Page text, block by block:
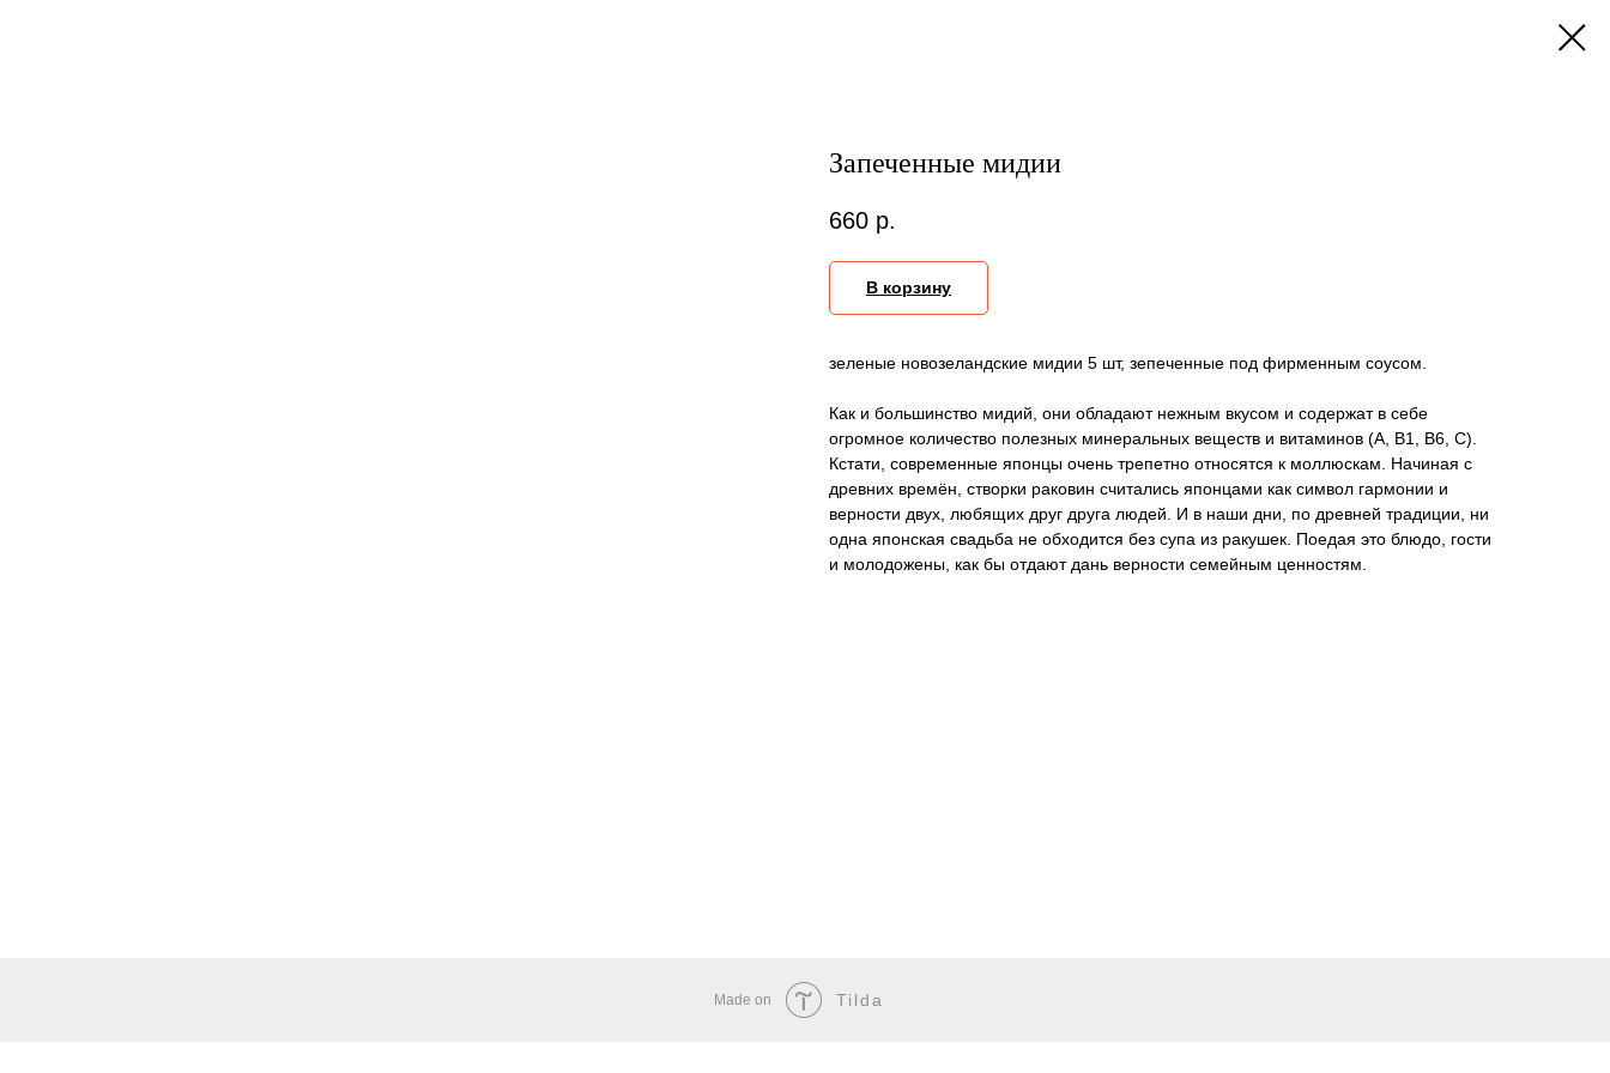
Запеченные мидии
660 р.
В корзину
зеленые новозеландские мидии 5 шт, зепеченные под фирменным соусом.
Как и большинство мидий, они обладают нежным вкусом и содержат в себе
огромное количество полезных минеральных веществ и витаминов (A, B1, B6, C).
Кстати, современные японцы очень трепетно относятся к моллюскам. Начиная с
древних времён, створки раковин считались японцами как символ гармонии и
верности двух, любящих друг друга людей. И в наши дни, по древней традиции, ни
одна японская свадьба не обходится без супа из ракушек. Поедая это блюдо, гости
и молодожены, как бы отдают дань верности семейным ценностям.
Made on Tilda